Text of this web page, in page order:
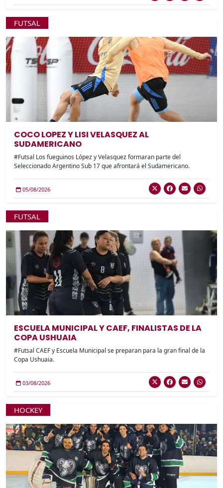
FUTSAL
COCO LOPEZ Y LISI VELASQUEZ AL
SUDAMERICANO
#Futsal Los fueguinos López y Velasquez formaran parte del
Seleccionado Argentino Sub 17 que afrontará el Sudamericano.
05/08/2026
FUTSAL
ESCUELA MUNICIPAL Y CAEF, FINALISTAS DE LA
COPA USHUAIA
#Futsal CAEF y Escuela Municipal se preparan para la gran final de la
Copa Ushuaia.
03/08/2026
HOCKEY